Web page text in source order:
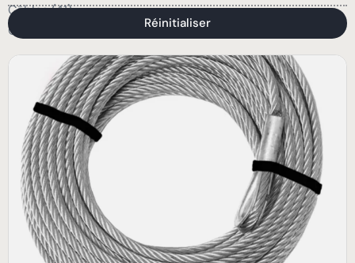
Câbles (41)
Quincaillerie (47)
Réinitialiser